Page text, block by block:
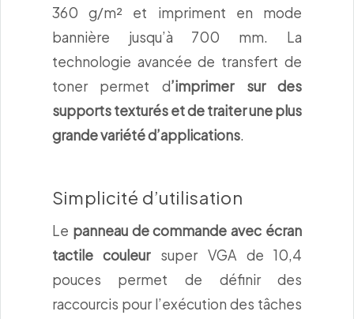
360 g/m² et impriment en mode
bannière jusqu’à 700 mm. La
technologie avancée de transfert de
toner permet d’imprimer sur des
supports texturés et de traiter une plus
grande variété d’applications.
Simplicité d’utilisation
Le panneau de commande avec écran
tactile couleursuper VGA de 10,4
pouces permet de définir des
raccourcis pour l’exécution des tâches